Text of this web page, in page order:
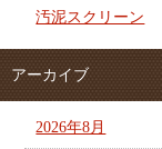
汚泥スクリーン
アーカイブ
2026年8月